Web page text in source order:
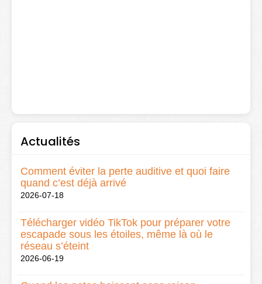
Actualités
Comment éviter la perte auditive et quoi faire
quand c’est déjà arrivé
2026-07-18
Télécharger vidéo TikTok pour préparer votre
escapade sous les étoiles, même là où le
réseau s’éteint
2026-06-19